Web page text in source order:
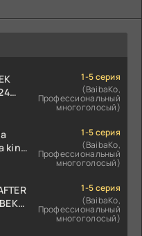
1-5 серия
(BaibaKo,
Профессиональный
многоголосый)
kino
1-5 серия
(BaibaKo,
Профессиональный
многоголосый)
1-5 серия
(BaibaKo,
Профессиональный
многоголосый)